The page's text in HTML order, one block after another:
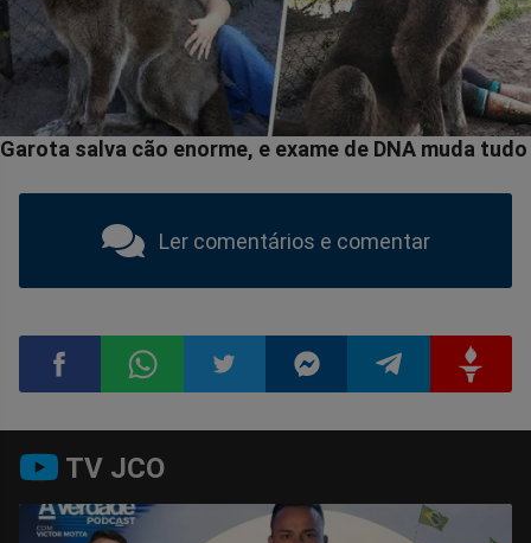
Ler comentários e comentar
Compartilhar
no
no
no
no
no
no
TV JCO